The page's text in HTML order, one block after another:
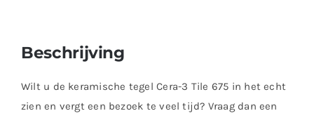
Beschrijving
Wilt u de keramische tegel Cera-3 Tile 675 in het echt
zien en vergt een bezoek te veel tijd? Vraag dan een